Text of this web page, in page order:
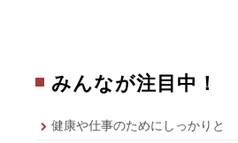
みんなが注目中！
健康や仕事のためにしっかりと